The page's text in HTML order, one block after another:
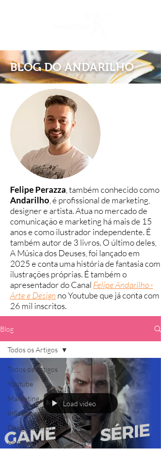
BLOG DO ANDARILHO
Felipe Perazza , também conhecido como
Andarilho , é profissional de marketing,
designer e artista. Atua no mercado de
comunicação e marketing há mais de 15
anos e como ilustrador independente. É
também autor de 3 livros. O último deles,
A Música dos Deuses, foi lançado em
2025 e conta uma história de fantasia com
ilustrações próprias.É também o
apresentador do Canal Felipe Andarilho -
Arte e Design no Youtube que já conta com
26 mil inscritos.
Blog
Todos os Artigos
Youtube
Marketing
Influenciador
Design Gráfico
Animação
Todos os Artigos
Load video